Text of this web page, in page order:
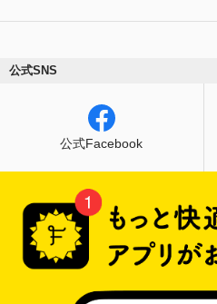
公式SNS
公式Facebook